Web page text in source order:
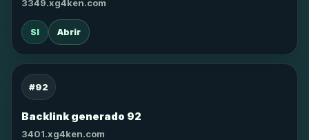
3349.xg4ken.com
SI Abrir
#92
Backlink generado 92
3401.xg4ken.com